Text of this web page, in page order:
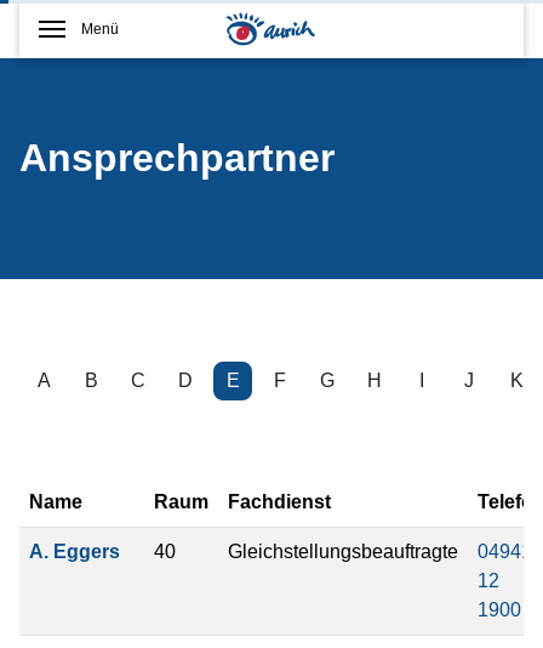
Menü
Ansprechpartner
A B C D E F G H J K
Name Raum Fachdienst
A. Eggers 40 Gleichstellungsbeauftragte
04941
12
1900